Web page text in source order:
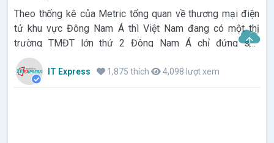
Theo thống kê của Metric tổng quan về thương mại điện
tử khu vực Đông Nam Á thì Việt Nam đang có một thị
trường TMĐT lớn thứ 2 Đông Nam Á chỉ đứng sau
Indonesia và có thể cán mốc 39 tỷ USD vào năm 2025
IT Express 1,875 thích 4,098 lượt xem